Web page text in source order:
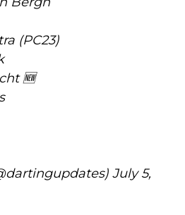
(PC23)
🆕
July 5,